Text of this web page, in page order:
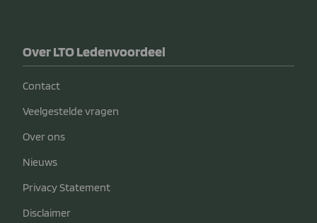
Over LTO Ledenvoordeel
Contact
Veelgestelde vragen
Over ons
Nieuws
Privacy Statement
Disclaimer